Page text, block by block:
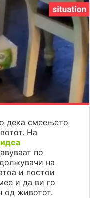
дека смеењето
На
по
на
и постои
и да ви го
од животот.